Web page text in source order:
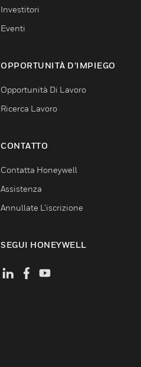
Investitori
Eventi
OPPORTUNITÀ D’IMPIEGO
Opportunità Di Lavoro
Ricerca Lavoro
CONTATTO
Contatta Honeywell
Assistenza
Annullate L’iscrizione
SEGUI HONEYWELL